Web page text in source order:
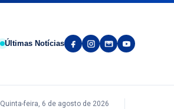
Pular para o conteúdo
Últimas Notícias
Quinta-feira, 6 de agosto de 2026